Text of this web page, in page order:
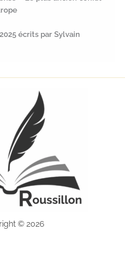
écrits par Sylvain
© 2026